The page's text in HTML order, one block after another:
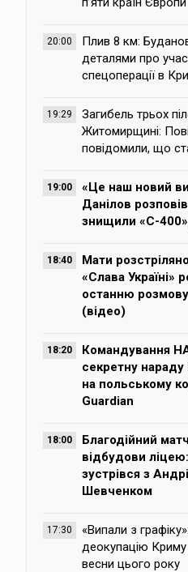
20:00
Плив 8 км:
деталями про
спецоперації в
19:29
Загибель трьох
Житомирщині:
повідомили, що
19:00
«Це наш новий
Данілов
знищили «С-
18:40
Мати
«Слава Україні»
останню
(відео)
18:20
Командування
секретну
на польському
Guardian
18:00
Благодійний
відбудови
зустрівся з
Шевченком
17:30
«Випали з
деокупацію Криму
весни цього року